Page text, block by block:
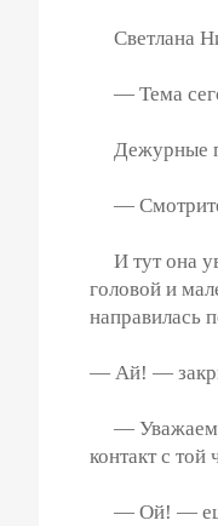
Светлана
— Тема
Дежурные
— Смотрите
И тут она
головой и
направилась
— Ай! —
—
контакт с
— Ой! — еще